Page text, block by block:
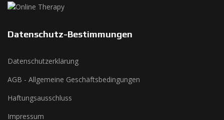
Datenschutz-Bestimmungen
Datenschutzerklärung
AGB - Allgemeine Geschäftsbedingungen
Haftungsausschluss
Impressum